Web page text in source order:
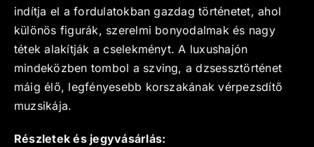
indítja el a fordulatokban gazdag történetet, ahol
különös figurák, szerelmi bonyodalmak és nagy
tétek alakítják a cselekményt. A luxushajón
mindeközben tombol a szving, a dzsessztörténet
máig élő, legfényesebb korszakának vérpezsdítő
muzsikája.
Részletek és jegyvásárlás: